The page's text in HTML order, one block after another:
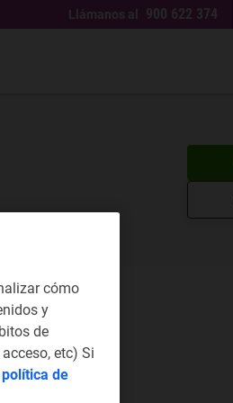
Llámanos al 900 622 374
cómo
y
de
etc) Si
política de